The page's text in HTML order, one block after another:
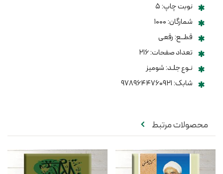
نوبت چاپ: ۵
شمارگان: ۱۰۰۰
قطــع: رقعی
تعداد صفحات: ۲۱۶
نـوع جلـد: شومیز
شابک: ۹۷۸۹۶۴۴۷۶۰۹۲۱
محصولات مرتبط